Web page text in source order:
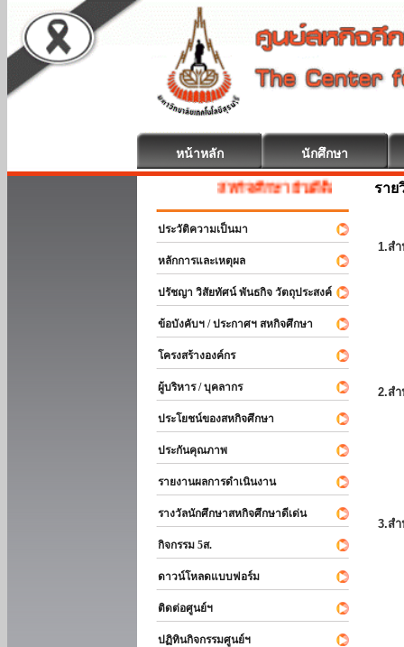
หน้าหลัก นักศึกษา
สหกิจศึกษา ยินดีต้อนรับ
ประวัติความเป็นมา
หลักการและเหตุผล
ปรัชญา วิสัยทัศน์ พันธกิจ วัตถุประสงค์
ข้อบังคับฯ / ประกาศฯ สหกิจศึกษา
โครงสร้างองค์กร
ผู้บริหาร / บุคลากร
ประโยชน์ของสหกิจศึกษา
ประกันคุณภาพ
รายงานผลการดำเนินงาน
รางวัลนักศึกษาสหกิจศึกษาดีเด่น
กิจกรรม 5ส.
ดาวน์โหลดแบบฟอร์ม
ติดต่อศูนย์ฯ
ปฏิทินกิจกรรมศูนย์ฯ
ราย
1.ส
2.ส
3.ส